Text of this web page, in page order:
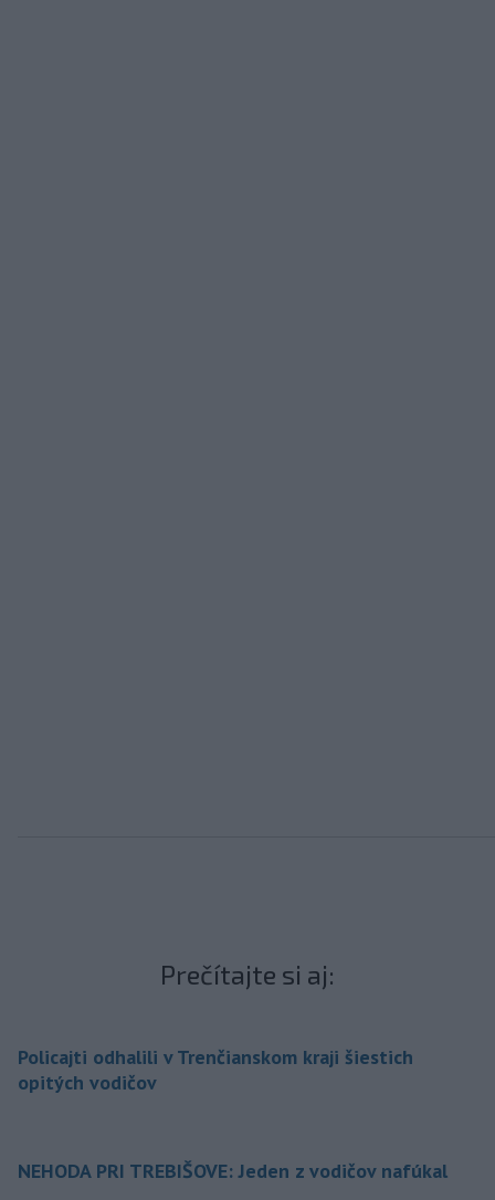
Prečítajte si aj:
Policajti odhalili v Trenčianskom kraji šiestich
opitých vodičov
NEHODA PRI TREBIŠOVE: Jeden z vodičov nafúkal